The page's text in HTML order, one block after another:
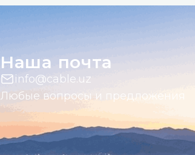
Наша почта
info@cable.uz
Любые вопросы и предложения